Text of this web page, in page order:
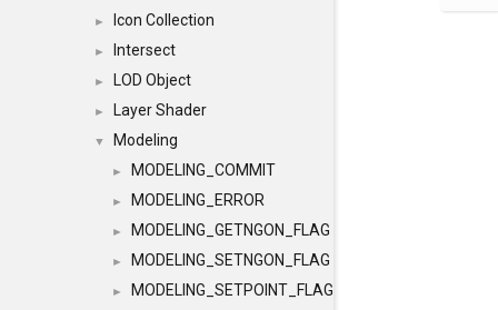
► Icon Collection
► Intersect
► LOD Object
► Layer Shader
▼ Modeling
► MODELING_COMMIT
► MODELING_ERROR
► MODELING_GETNGON_FLAG
► MODELING_SETNGON_FLAG
► MODELING_SETPOINT_FLAG